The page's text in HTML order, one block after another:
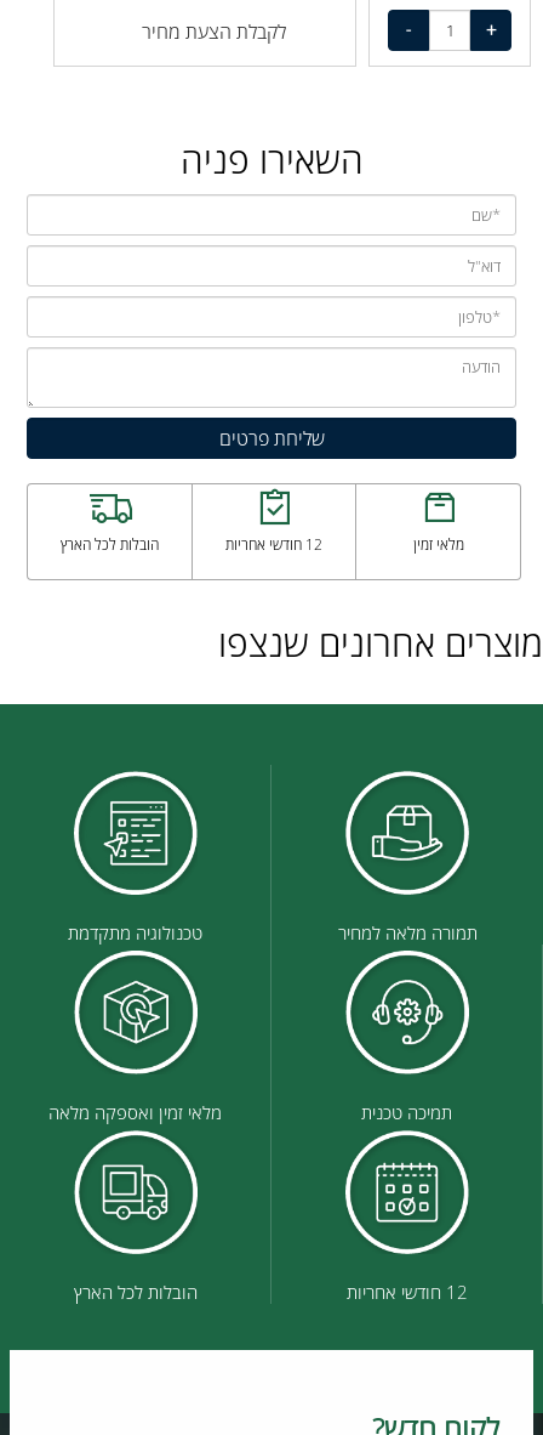
לקבלת הצעת מחיר
השאירו פניה
מלאי זמין 12 חודשי אחריות הובלות לכל הארץ
מוצרים אחרונים שנצפו
תמורה מלאה למחיר טכנולוגיה מתקדמת
תמיכה טכנית מלאי זמין ואספקה מלאה
12 חודשי אחריות הובלות לכל הארץ